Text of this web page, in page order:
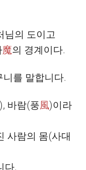
님의 도이고
魔의 경계이다.
니를 말합니다.
), 바람(풍風)이라
사람의 몸(사대
다.